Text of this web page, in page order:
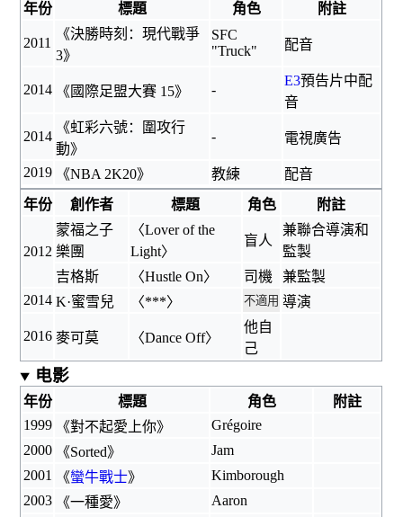
年份 標題 角色 附註
2011
《決勝時刻：現代戰爭
3》
SFC
"Truck"
配音
2014 《 國際足盟大賽 15》 -
E3預告片中配
音
2014
《虹彩六號：圍攻行
動》
- 電視廣告
2019 《NBA 2K20》 教練
配音
年份
創作者 標題 角色 附註
2012
蒙福之子
樂團
〈Lover of the
Light〉
盲人
兼聯合導演和
監製
吉格斯
〈Hustle On〉 司機
兼監製
2014 K·蜜雪兒 〈***〉 不適用 導演
2016 麥可莫 〈Dance Off〉
他自
己
电影
年份 標題 角色
附註
1999
《對不起愛上你》
Grégoire
2000
《Sorted》
Jam
2001
《蠻牛戰士》
Kimborough
2003
《一種愛》 Aaron